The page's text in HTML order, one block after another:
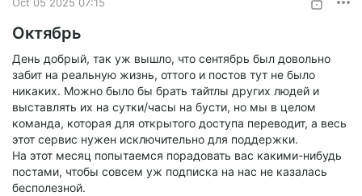
Октябрь
День добрый, так уж вышло, что сентябрь был довольно
забит на реальную жизнь, оттого и постов тут не было
никаких. Можно было бы брать тайтлы других людей и
выставлять их на сутки/часы на бусти, но мы в целом
команда, которая для открытого доступа переводит, а весь
этот сервис нужен исключительно для поддержки.
На этот месяц попытаемся порадовать вас какими-нибудь
постами, чтобы совсем уж подписка на нас не казалась
бесполезной.